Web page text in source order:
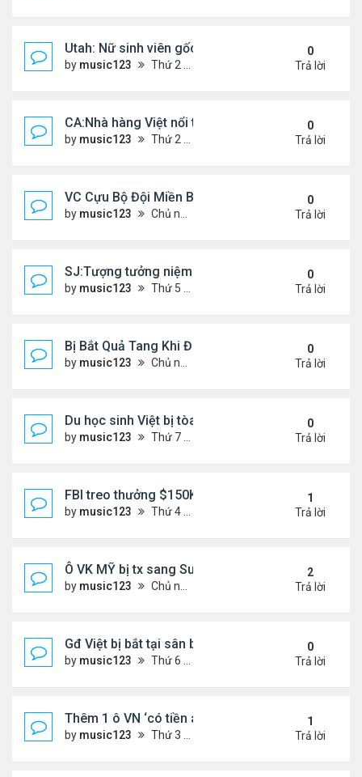
Utah: Nữ sinh viên gốc Việt tự vẫn, bạn trai bạo
by music123 Thứ 2 Tháng 7 20, 2026 4:56 pm
0
Trả lời
CA:Nhà hàng Việt nổi tiếng đóng cửa
by music123 Thứ 2 Tháng 7 20, 2026 4:42 pm
0
Trả lời
VC Cựu Bộ Đội Miền Bắc Chọn Định Cư Tại Hoa
by music123 Chủ nhật Tháng 7 12, 2026 3:01 pm
0
Trả lời
SJ:Tượng tưởng niệm cđ Việt bị ăn cắp
by music123 Thứ 5 Tháng 7 09, 2026 6:19 am
0
Trả lời
Bị Bắt Quả Tang Khi Đang Đánh Bắt “Vài Con Cá
by music123 Chủ nhật Tháng 7 05, 2026 8:47 am
0
Trả lời
Du học sinh Việt bị tòa HQ kết án 10 năm vì vứt bỏ
by music123 Thứ 7 Tháng 6 27, 2026 8:01 pm
0
Trả lời
FBI treo thưởng $150K cho tội phạm 'đang ở Việt
by music123 Thứ 4 Tháng 6 24, 2026 7:26 pm
1
Trả lời
Ô VK MỸ bị tx sang Sudan,về VN
by music123 Chủ nhật Tháng 6 21, 2026 6:46 am
2
Trả lời
Gđ Việt bị bắt tại sân bay ở Mỹ
by music123 Thứ 6 Tháng 6 19, 2026 6:47 pm
0
Trả lời
Thêm 1 ô VN ‘có tiền án’ bị Mỹ trục xuất về nước
by music123 Thứ 3 Tháng 6 16, 2026 7:00 pm
1
Trả lời